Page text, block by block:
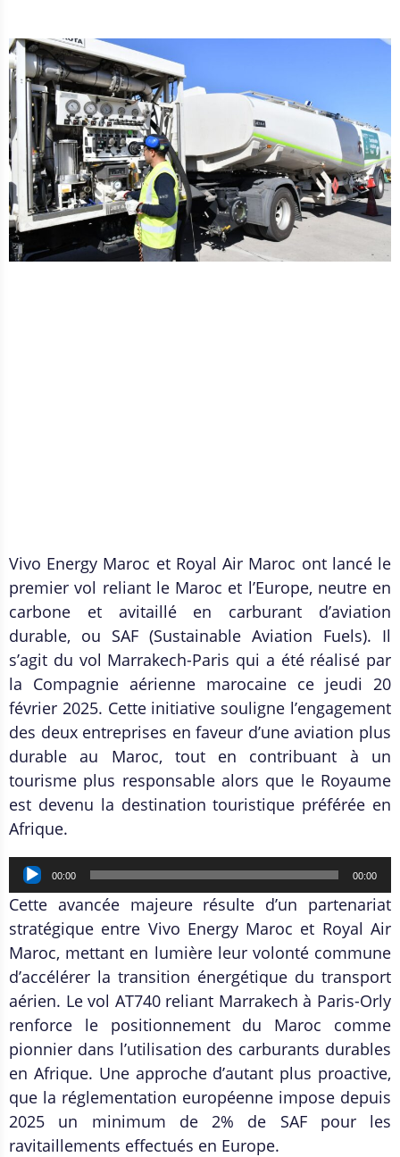
Vivo Energy Maroc et Royal Air Maroc ont lancé le
premier vol reliant le Maroc et l’Europe, neutre en
carbone et avitaillé en carburant d’aviation
durable, ou SAF (Sustainable Aviation Fuels). Il
s’agit du vol Marrakech-Paris qui a été réalisé par
la Compagnie aérienne marocaine ce jeudi 20
février 2025. Cette initiative souligne l’engagement
des deux entreprises en faveur d’une aviation plus
durable au Maroc, tout en contribuant à un
tourisme plus responsable alors que le Royaume
est devenu la destination touristique préférée en
Afrique.
Lecteur
audio
00:00 00:00
Cette avancée majeure résulte d’un partenariat
stratégique entre Vivo Energy Maroc et Royal Air
Maroc, mettant en lumière leur volonté commune
d’accélérer la transition énergétique du transport
aérien. Le vol AT740 reliant Marrakech à Paris-Orly
renforce le positionnement du Maroc comme
pionnier dans l’utilisation des carburants durables
en Afrique. Une approche d’autant plus proactive,
que la réglementation européenne impose depuis
2025 un minimum de 2% de SAF pour les
ravitaillements effectués en Europe.